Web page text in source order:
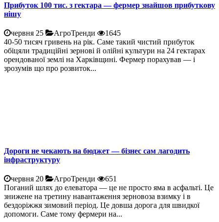
Прибуток 100 тис. з гектара — фермер знайшов прибуткову
нішу
червня 25 АгроТренди
1645
40-50 тисяч гривень на рік. Саме такий чистий прибуток
обіцяли традиційні зернові й олійні культури на 24 гектарах
орендованої землі на Харківщині. Фермер порахував — і
зрозумів що про розвиток...
Дороги не чекають на бюджет — бізнес сам лагодить
інфраструктуру
червня 20 АгроТренди
651
Поганий шлях до елеватора — це не просто яма в асфальті. Це
знижене на третину навантаження зерновоза взимку і в
бездоріжжя зимовий період. Це довша дорога для швидкої
допомоги. Саме тому фермери на...